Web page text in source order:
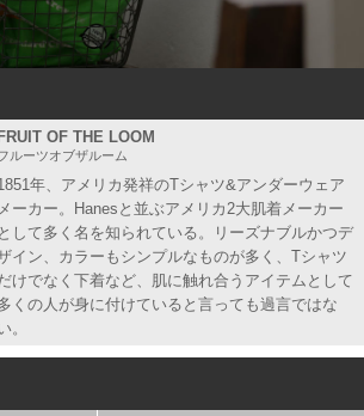
OF THE LOOM
ルーツオブザルーム
年、アメリカ発祥のTシャツ&アンダーウェア
メーカー。Hanesと並ぶアメリカ2大肌着メーカー
として多く名を知られている。リーズナブルかつデ
イン、カラーもシンプルなものが多く、Tシャツ
けでなく下着など、肌に触れ合うアイテムとして
くの人が身に付けていると言っても過言ではな
。